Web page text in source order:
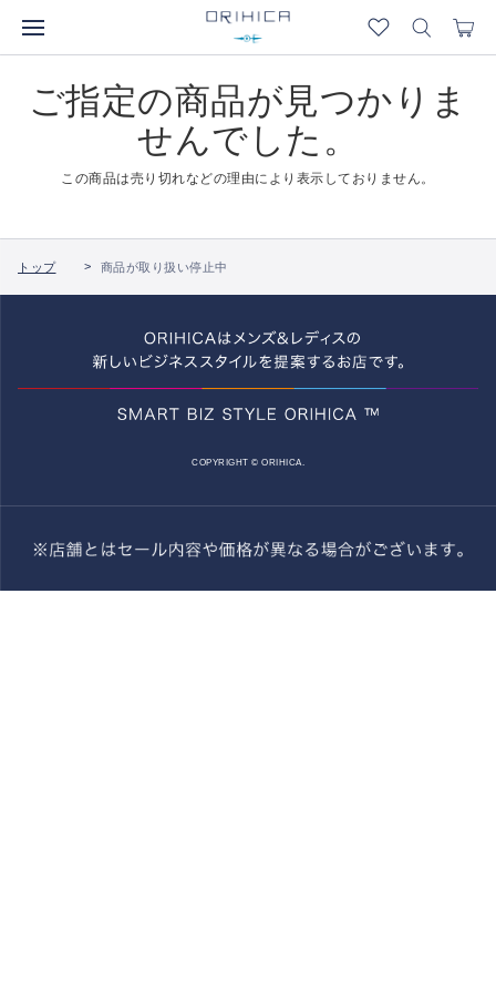
ご指定の商品が見つかりま
せんでした。
この商品は売り切れなどの理由により表示しておりません。
トップ 商品が取り扱い停止中
COPYRIGHT © ORIHICA.